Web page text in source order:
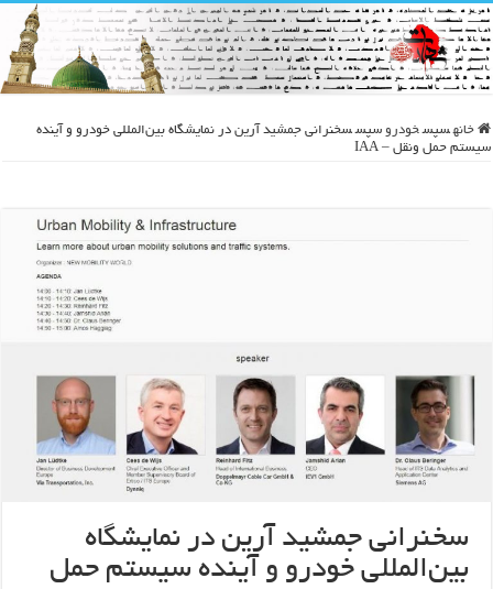
خانه سپس خودرو سپس سخنرانی جمشید آرین در نمایشگاه بین‌المللی خودرو و آینده
سیستم حمل ونقل – IAA
سخنرانی جمشید آرین در نمایشگاه
بین‌المللی خودرو و آینده سیستم حمل